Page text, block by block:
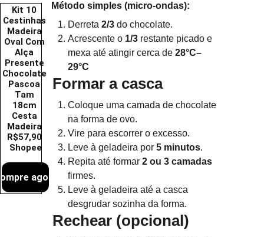
   Método simples (micro-ondas):
Derreta 2/3 do chocolate.
Acrescente o 1/3 restante picado e
mexa até atingir cerca de 28°C–
29°C
Formar a casca
Coloque uma camada de chocolate
na forma de ovo.
Vire para escorrer o excesso.
Leve à geladeira por 5 minutos.
Repita até formar 2 ou 3 camadas
firmes.
Leve à geladeira até a casca
desgrudar sozinha da forma.
Rechear (opcional)
Kit 10
Cestinhas
Madeira
Oval Com
Alça
Presente
Chocolate
Pascoa
Tam
18cm
Cesta
Madeira
R$57,90
Shopee
agora